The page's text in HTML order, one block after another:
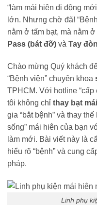
“làm mái hiên di động
lớn. Nhưng chờ đã!
nằm ở tấm bạt, mà nằm
Pass (bát đỡ) và Tay đòn
Chào mừng Quý khách
“Bệnh viện” chuyên khoa
TPHCM. Với hotline “cấp
tôi không chỉ thay bạt
gia “bắt bệnh” và thay
sống” mái hiên của bạn
làm mới. Bài viết này là
hiểu rõ “bệnh” và cung
pháp.
Linh phụ